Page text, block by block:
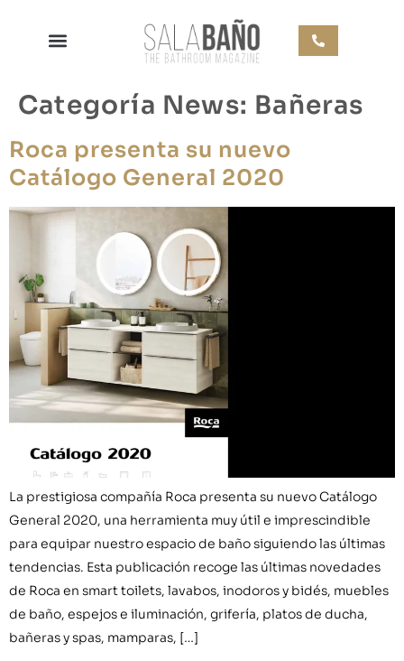
Categoría News: Bañeras
Roca presenta su nuevo
Catálogo General 2020
La prestigiosa compañía Roca presenta su nuevo Catálogo
General 2020, una herramienta muy útil e imprescindible
para equipar nuestro espacio de baño siguiendo las últimas
tendencias. Esta publicación recoge las últimas novedades
de Roca en smart toilets, lavabos, inodoros y bidés, muebles
de baño, espejos e iluminación, grifería, platos de ducha,
bañeras y spas, mamparas, […]